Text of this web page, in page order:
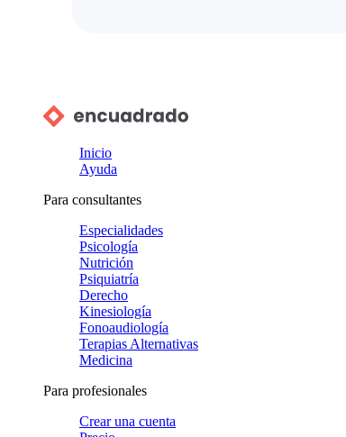
Inicio
Ayuda
Para consultantes
Especialidades
Psicología
Nutrición
Psiquiatría
Derecho
Kinesiología
Fonoaudiología
Terapias Alternativas
Medicina
Para profesionales
Crear una cuenta